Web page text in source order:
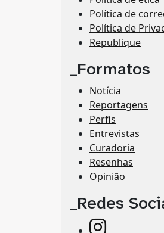
Política de
Política de
Republique
_Formatos
Notícia
Reportagens
Perfis
Entrevistas
Curadoria
Resenhas
Opinião
_Redes